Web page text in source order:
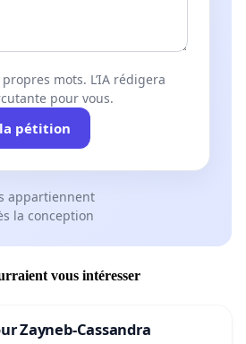
mots. L’IA rédigera
pour vous.
pétition
appartiennent
la conception
vous intéresser
Zayneb-Cassandra